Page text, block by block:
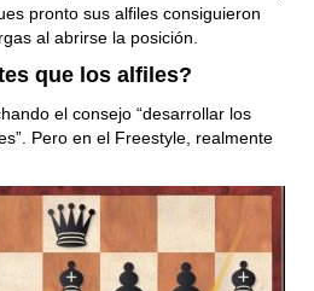
pronto sus alfiles consiguieron
al abrirse la posición.
que los alfiles?
el consejo “desarrollar los
Pero en el Freestyle, realmente